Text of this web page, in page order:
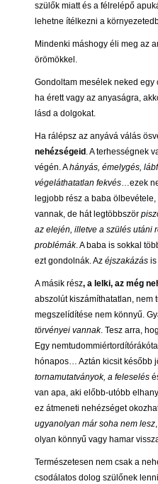
szülők miatt és a félrelépő
lehetne ítélkezni a
Mindenki máshogy éli meg az
örömökkel.
Gondoltam mesélek neked
ha érett vagy az anyaságra,
lásd a dolgokat.
Ha rálépsz az anyává válás
nehézségeid . A terhességnek
végén. Ahányás, émelygés,
végeláthatatlan fekvés…ezek
legjobb rész a baba
vannak, de hát legtöbbször
az elején, illetve a szülés utáni
problémák. A baba is sokkal
ezt gondolnák. Az éjszakázás is
A másik rész, a lelki, az még
abszolút kiszámíthatatlan, nem
megszelídítése nem könnyű.
törvényei vannak. Tesz arra,
Egy
hónapos… Aztán kicsit később
tornamutatványok, a feleselés
van apa, aki előbb-utóbb
ez átmeneti nehézséget
ugyanolyan már soha nem lesz
olyan könnyű vagy hamar
Természetesen nem csak a
csodálatos dolog szülőnek